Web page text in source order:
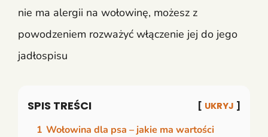
nie ma alergii na wołowinę, możesz z
powodzeniem rozważyć włączenie jej do jego
jadłospisu
SPIS TREŚCI UKRYJ
1 Wołowina dla psa – jakie ma wartości